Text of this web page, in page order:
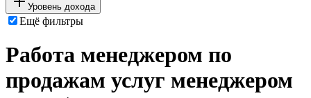
Уровень дохода
Ещё фильтры
Работа менеджером по
продажам услуг менеджером